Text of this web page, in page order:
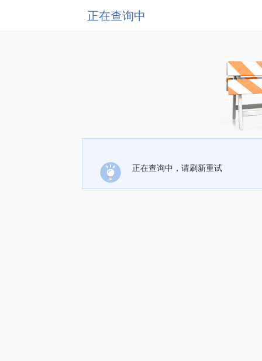
正在查询中
正在查询中，请刷新重试